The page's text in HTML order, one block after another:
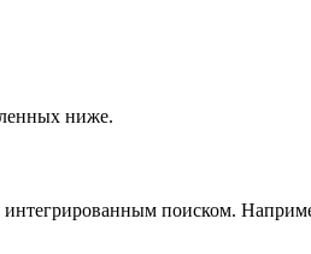
ниже.
поиском.